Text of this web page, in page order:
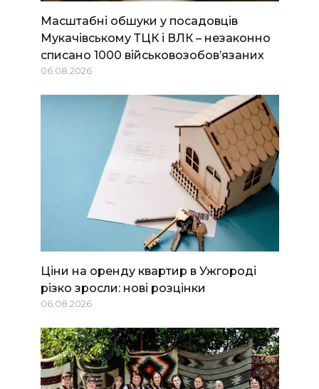
Масштабні обшуки у посадовців
Мукачівському ТЦК і ВЛК – незаконно
списано 1000 військовозобов’язаних
06.08.2026
Ціни на оренду квартир в Ужгороді
різко зросли: нові розцінки
06.08.2026